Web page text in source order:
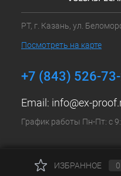
РТ, г. Казань, ул.
Посмотреть на карте
+7 (843) 526-
Email: info@ex-
График работы Пн-Пт: с
ИЗБРАННОЕ 0